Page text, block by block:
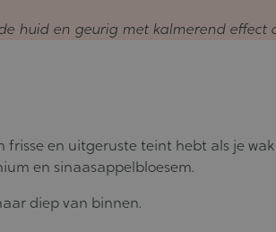
huid en geurig met kalmerend effect
en uitgeruste teint hebt als je
en sinaasappelbloesem.
diep van binnen.